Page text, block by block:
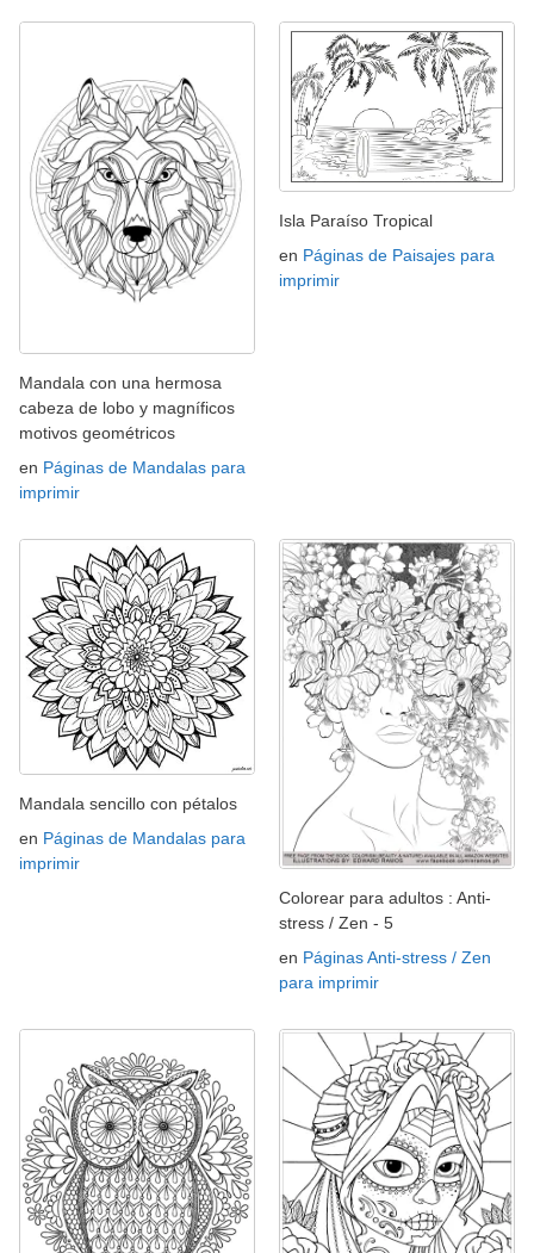
Mandala con una hermosa
cabeza de lobo y magníficos
motivos geométricos
en Páginas de Mandalas para
imprimir
Isla Paraíso Tropical
en Páginas de Paisajes para
imprimir
Mandala sencillo con pétalos
en Páginas de Mandalas para
imprimir
Colorear para adultos : Anti-
stress / Zen - 5
en Páginas Anti-stress / Zen
para imprimir